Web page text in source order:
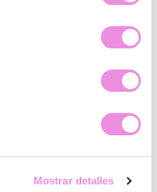
Mostrar detalles